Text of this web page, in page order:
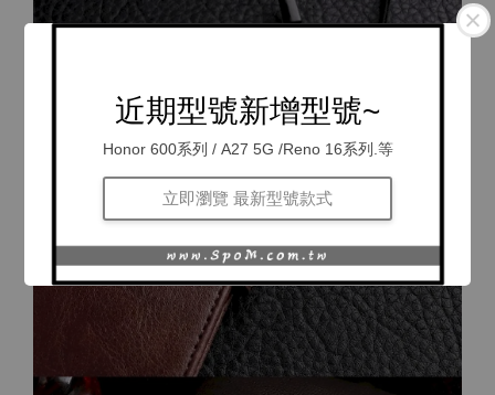
近期型號新增型號~
Honor 600系列 / A27 5G /Reno 16系列.等
立即瀏覽 最新型號款式